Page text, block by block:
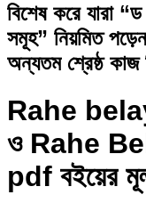
বিশেষ করে যারা “ড
সমূহ” নিয়মিত
অন্যতম শ্রেষ্ঠ কাজ
Rahe
ও Rahe
pdf বইয়ের